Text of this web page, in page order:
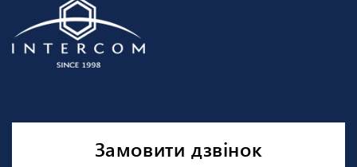
Замовити дзвінок